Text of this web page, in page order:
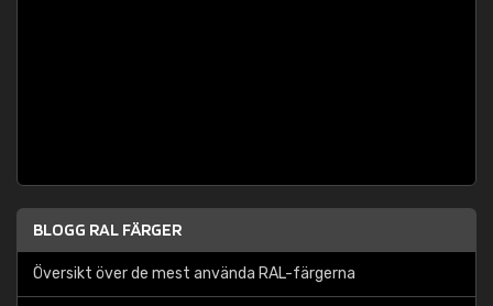
BLOGG RAL FÄRGER
Översikt över de mest använda RAL-färgerna